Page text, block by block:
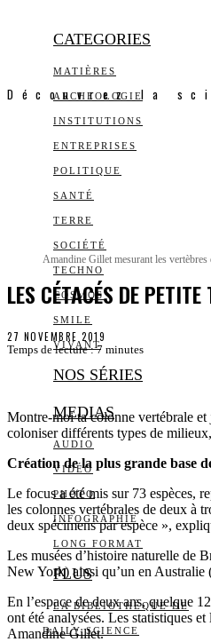
CATEGORIES
MATIÈRES
ARCHEOLOGIE
INSTITUTIONS
ENTREPRISES
POLITIQUE
SANTÉ
TERRE
SOCIÉTÉ
TECHNO
COSMOS
SMILE
VIVANT
NOS SÉRIES
MEDIAS
AUDIO
VIDÉO
PHOTO
INFOGRAPHIE
LONG FORMAT
PLUS
LA BIBLIOTHÈQUE DE
DAILY SCIENCE
Découvrez la
Amandine Gillet mesurant les
LES CÉTACÉS DE
27 NOVEMBRE 2019
Temps de lecture :7 minutes
Montre-moi ta colonne vertébrale
coloniser différents types de
Création de la plus grande base
Le focus a été mis sur 73 espèces,
les colonnes vertébrales de deux à
deux spécimens par espèce »,
Les musées d’histoire naturelle de
New York) ainsi qu’un en Australie
En l’espace de deux ans, quelque
ont été analysées. Les statistiques
Amandine Gillet.